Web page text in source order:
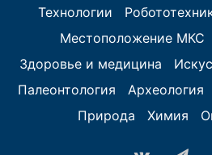
Технологии
Местоположение МКС
Здоровье и медицина
Палеонтология
Археология
Природа
Химия